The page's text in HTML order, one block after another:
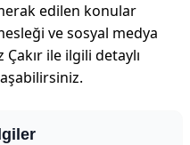
edilen konular
ve sosyal medya
ile ilgili detaylı